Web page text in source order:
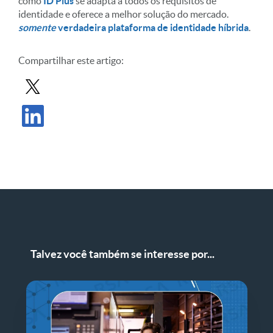
identidade e oferece a melhor solução do mercado.
somenteverdadeira plataforma de identidade híbrida
Compartilhar este artigo:
Compartilhar postagem no X
Talvez você também se interesse por...